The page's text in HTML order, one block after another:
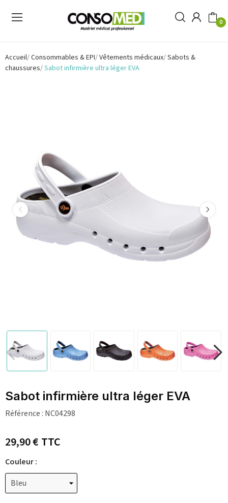
0
Accueil Consommables & EPI Vêtements médicaux Sabots &
chaussures Sabot infirmière ultra léger EVA
Sabot infirmière ultra léger EVA
Référence : NC04298
29,90 €TTC
Couleur :